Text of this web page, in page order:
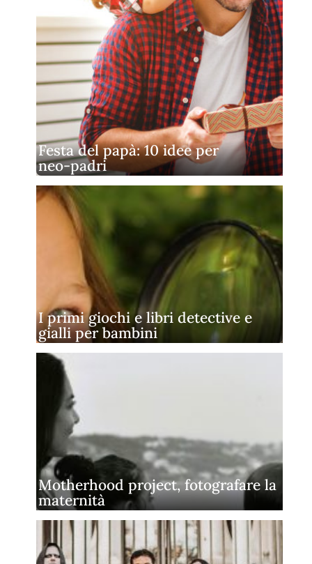
Festa del papà: 10 idee per
neo‑padri
I primi giochi e libri detective e
gialli per bambini
Motherhood project, fotografare la
maternità